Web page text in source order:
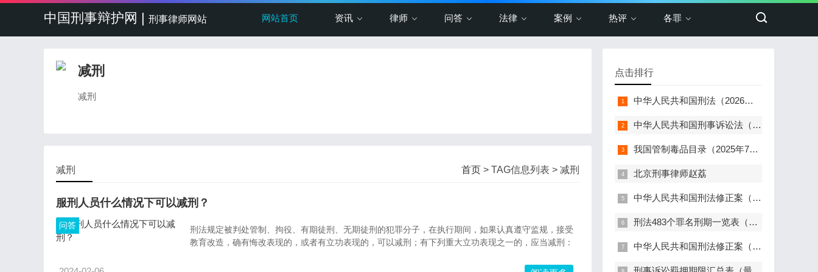
中国刑事辩护网 | 刑事律师网站 网站首页 资讯 律师 问答 法律 案例 热评 各罪
减刑
减刑
首页 > TAG信息列表 > 减刑
减刑
服刑人员什么情况下可以减刑？
问答
刑法规定被判处管制、拘役、有期徒刑、无期徒刑的犯罪分子，在执行期间，如果认真遵守监规，接受
教育改造，确有悔改表现的，或者有立功表现的，可以减刑；有下列重大立功表现之一的，应当减刑：
点击排行
中华人民共和国刑法（2026年最新版）
中华人民共和国刑事诉讼法（2024年最新版）
我国管制毒品目录（2025年7月更新，348种+两大类）
北京刑事律师赵荔
中华人民共和国刑法修正案（十二）（2024）
刑法483个罪名刑期一览表（2024最新）
中华人民共和国刑法修正案（十一）（2021）